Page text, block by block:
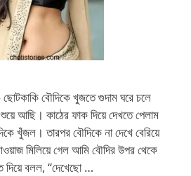
বৌদিকে খুজতে গুদাম ঘরে চলে
আছি। কাঠের ফাক দিয়ে দেখতে পেলাম
খুঁজল। তারপর বৌদিকে না দেখে বেরিয়ে
মিলিয়ে গেল আমি বৌদির উপর থেকে
দিয়ে বলল, “দেখেছো …